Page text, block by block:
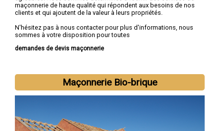
maçonnerie de haute qualité qui répondent aux besoins de nos
clients et qui ajoutent de la valeur à leurs propriétés.
N'hésitez pas à nous contacter pour plus d'informations, nous
sommes à votre disposition pour toutes
demandes de devis maçonnerie
Nous intervenons aussi dans les villes suivantes :Lille
Roubaix,Tourcoing,Dunkerque,Villeneuve-d'Ascq,
Maçonnerie Bio-brique